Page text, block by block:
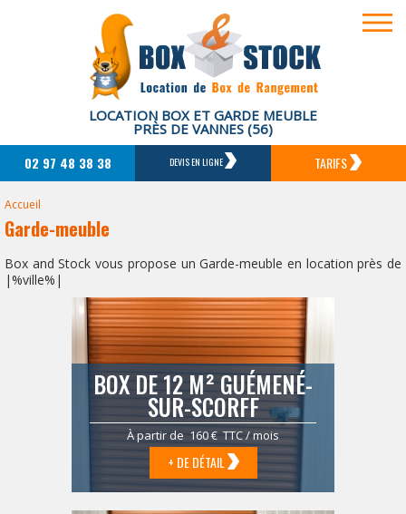
LOCATION BOX ET GARDE MEUBLE
PRÈS DE VANNES (56)
02 97 48 38 38 DEVIS EN LIGNE TARIFS
Accueil
Garde-meuble
Box and Stock vous propose un Garde-meuble en location près de
|%ville%|
BOX DE 12 M² GUÉMENÉ-
SUR-SCORFF
À partir de 160 € TTC / mois
+ DE DÉTAIL